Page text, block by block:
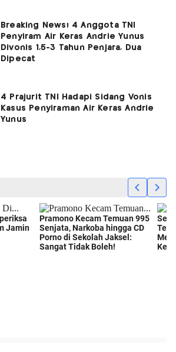
Breaking News! 4 Anggota TNI
Penyiram Air Keras Andrie Yunus
Divonis 1,5-3 Tahun Penjara, Dua
Dipecat
4 Prajurit TNI Hadapi Sidang Vonis
Kasus Penyiraman Air Keras Andrie
Yunus